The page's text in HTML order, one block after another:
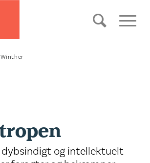
dybsindigt og intellektuelt